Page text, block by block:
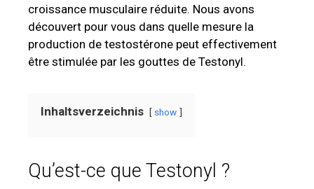
croissance musculaire réduite. Nous avons
découvert pour vous dans quelle mesure la
production de testostérone peut effectivement
être stimulée par les gouttes de Testonyl.
Inhaltsverzeichnis show
Qu’est-ce que Testonyl ?